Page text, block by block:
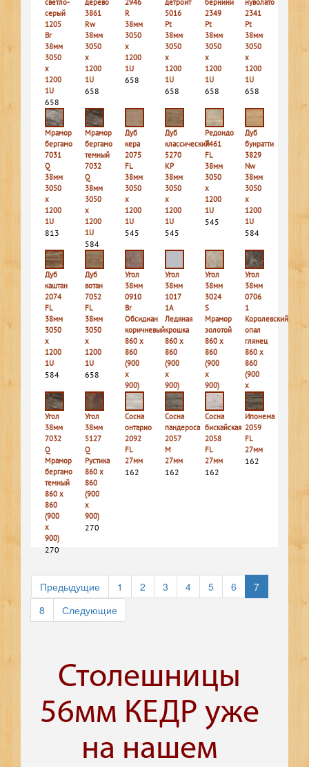
светло-
серый
1205
Br
38мм
3050
х
1200
1U
658
дерево
3861
Rw
38мм
3050
х
1200
1U
658
2946
R
38мм
3050
х
1200
1U
658
детройт
5016
Pt
38мм
3050
х
1200
1U
658
бернини
2349
Pt
38мм
3050
х
1200
1U
658
нуволато
2341
Pt
38мм
3050
х
1200
1U
658
Мрамор
бергамо
7031
Q
38мм
3050
х
1200
1U
813
Мрамор
бергамо
темный
7032
Q
38мм
3050
х
1200
1U
584
Дуб
кера
2075
FL
38мм
3050
х
1200
1U
545
Дуб
классический
5270
КР
38мм
3050
х
1200
1U
545
Редондо
7461
FL
38мм
3050
х
1200
1U
545
Дуб
бунратти
3829
Nw
38мм
3050
х
1200
1U
584
Дуб
каштан
2074
FL
38мм
3050
х
1200
1U
584
Дуб
вотан
7052
FL
38мм
3050
х
1200
1U
658
Угол
38мм
0910
Br
Обсидиан
коричневый
860 х
860
(900
х
900)
270
Угол
38мм
1017
1A
Ледяная
крошка
860 х
860
(900
х
900)
378
Угол
38мм
3024
S
Мрамор
золотой
860 х
860
(900
х
900)
252
Угол
38мм
0706
1
Королевский
опал
глянец
860 х
860
(900
х
900)
270
Угол
38мм
7032
Q
Мрамор
бергамо
темный
860 х
860
(900
х
900)
270
Угол
38мм
5127
Q
Рустика
860 х
860
(900
х
900)
270
Сосна
онтарио
2092
FL
27мм
162
Сосна
пандероса
2057
M
27мм
162
Сосна
бискайская
2058
FL
27мм
162
Ипонема
2059
FL
27мм
162
Предыдущие 1 2 3 4 5 6
7
8
Следующие
Столешницы
56мм КЕДР уже
на нашем